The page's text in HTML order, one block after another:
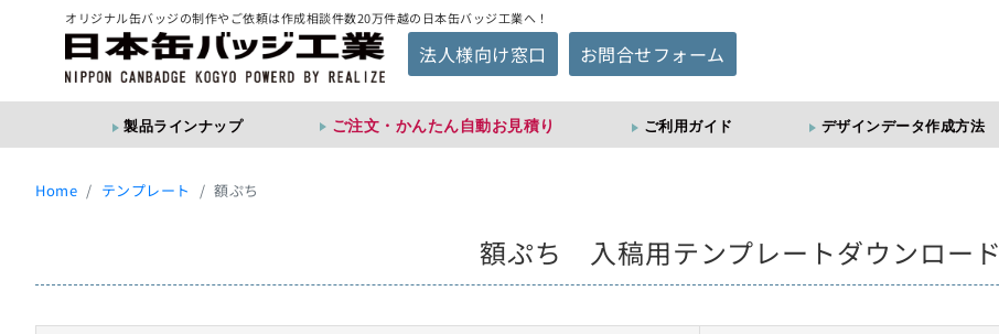
オリジナル缶バッジの制作やご依頼は作成相談件数20万件越の日本缶バッジ工業へ！
法人様向け窓口 お問合せフォーム
製品ラインナップ ご注文・かんたん自動お見積り ご利用ガイド デザインデータ作成方法
Home テンプレート 額ぷち
額ぷち 入稿用テンプレートダウンロード